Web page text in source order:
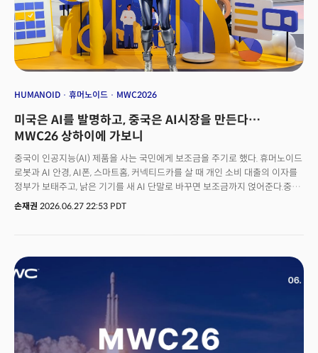
HUMANOID 휴머노이드 MWC2026
미국은 AI를 발명하고, 중국은 AI시장을 만든다…
MWC26 상하이에 가보니
중국이 인공지능(AI) 제품을 사는 국민에게 보조금을 주기로 했다. 휴머노이드
로봇과 AI 안경, AI폰, 스마트홈, 커넥티드카를 살 때 개인 소비 대출의 이자를
정부가 보태주고, 낡은 기기를 새 AI 단말로 바꾸면 보조금까지 얹어준다.중국
상무부를 비롯한 8개 부처가 지난 6월 18일 내놓은 'AI 플러스 소비
예사롭지 않다.그리고 이 발표가 나온 지 엿새 뒤, 그 계획을 실현할 무대가
펼쳐졌다. 지난 6월 24일부터 26일까지 상하이 신국제엑스포센터(SNIEC)
에서 열린 MWC 상하이 2026이다. 정부가 수요를 깔고, 다른 한쪽에서 산업이
공급을 펼쳤다.더밀크가 현장에서 그 의미를 분석했다.👉 더밀크
회원가입해서 중국 AI 혁명의 본질 이해하기
손재권 2026.06.27 22:53 PDT